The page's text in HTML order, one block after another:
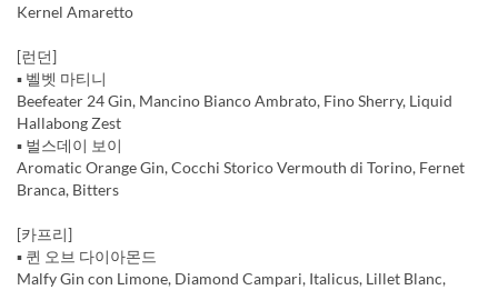
Kernel Amaretto
[런던]
▪️ 벨벳 마티니
Beefeater 24 Gin, Mancino Bianco Ambrato, Fino Sherry, Liquid
Hallabong Zest
▪️ 벌스데이 보이
Aromatic Orange Gin, Cocchi Storico Vermouth di Torino, Fernet
Branca, Bitters
[카프리]
▪️ 퀸 오브 다이아몬드
Malfy Gin con Limone, Diamond Campari, Italicus, Lillet Blanc,